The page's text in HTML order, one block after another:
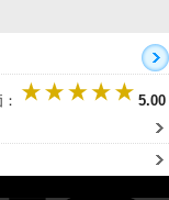
5.00